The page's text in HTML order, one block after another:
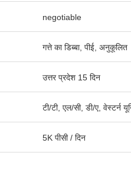
negotiable
गत्ते का डिब्बा, पीई, अनुकूलित
उत्तर प्रदेश 15 दिन
टी/टी, एल/सी, डी/ए, वेस्टर्न
5K पीसी / दिन